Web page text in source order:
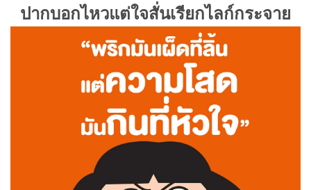
ปากบอกไหวแต่ใจสั่นเรียกไลก์กระจาย